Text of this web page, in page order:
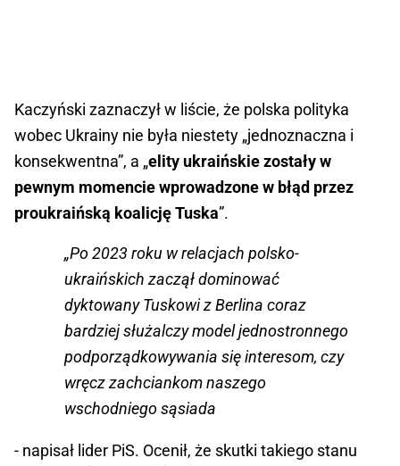
Kaczyński zaznaczył w liście, że polska polityka
wobec Ukrainy nie była niestety „jednoznaczna i
konsekwentna”, a „elity ukraińskie zostały w
pewnym momencie wprowadzone w błąd przez
proukraińską koalicję Tuska”.
„Po 2023 roku w relacjach polsko-
ukraińskich zaczął dominować
dyktowany Tuskowi z Berlina coraz
bardziej służalczy model jednostronnego
podporządkowywania się interesom, czy
wręcz zachciankom naszego
wschodniego sąsiada
- napisał lider PiS. Ocenił, że skutki takiego stanu